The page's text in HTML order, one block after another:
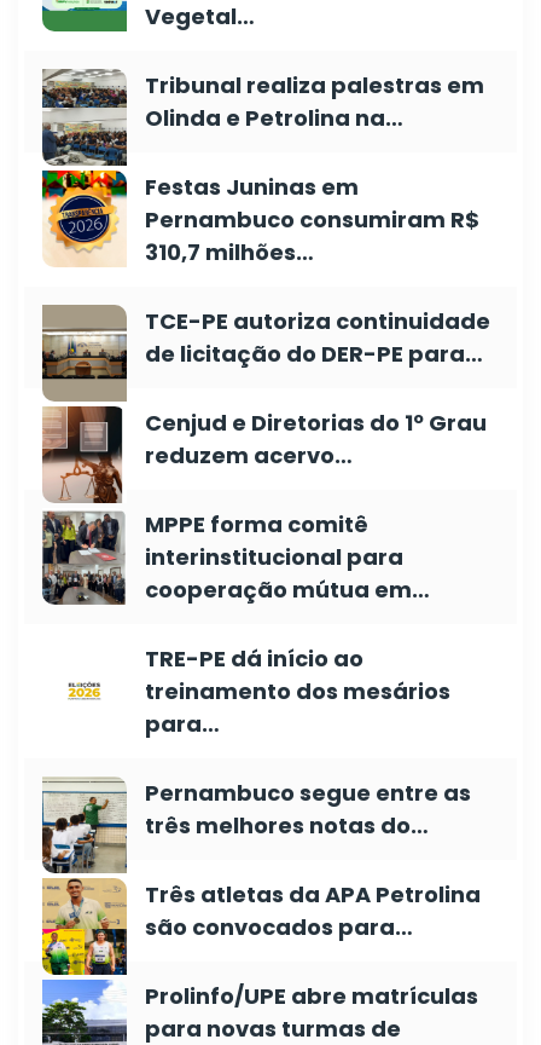
Vegetal…
Tribunal realiza palestras em
Olinda e Petrolina na…
Festas Juninas em
Pernambuco consumiram R$
310,7 milhões…
TCE-PE autoriza continuidade
de licitação do DER-PE para…
Cenjud e Diretorias do 1º Grau
reduzem acervo…
MPPE forma comitê
interinstitucional para
cooperação mútua em…
TRE-PE dá início ao
treinamento dos mesários
para…
Pernambuco segue entre as
três melhores notas do…
Três atletas da APA Petrolina
são convocados para…
Prolinfo/UPE abre matrículas
para novas turmas de